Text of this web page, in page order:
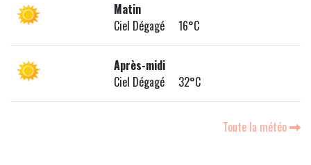
Matin
Ciel Dégagé 16°C
Après-midi
Ciel Dégagé 32°C
Toute la météo